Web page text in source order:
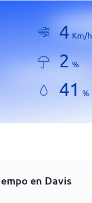
4 Km/h
2 %
41 %
en Davis